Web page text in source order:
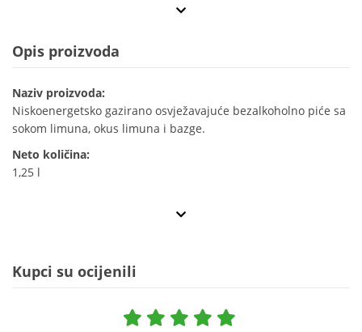
Opis proizvoda
Naziv proizvoda:
Niskoenergetsko gazirano osvježavajuće bezalkoholno piće sa
sokom limuna, okus limuna i bazge.
Neto količina:
1,25 l
Kupci su ocijenili